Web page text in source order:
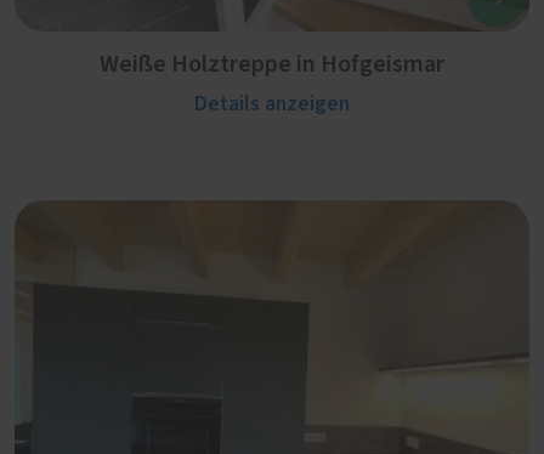
Weiße Holztreppe in Hofgeismar
Details anzeigen